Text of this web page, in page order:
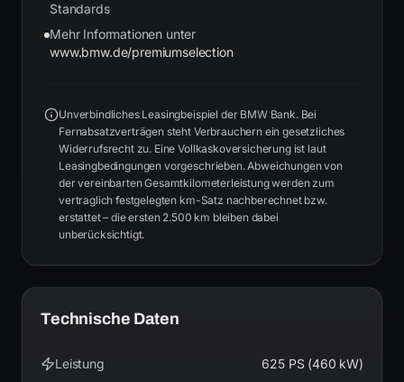
Standards
Mehr Informationen unter
www.bmw.de/premiumselection
Unverbindliches Leasingbeispiel der BMW Bank. Bei
Fernabsatzverträgen steht Verbrauchern ein gesetzliches
Widerrufsrecht zu. Eine Vollkaskoversicherung ist laut
Leasingbedingungen vorgeschrieben. Abweichungen von
der vereinbarten Gesamtkilometerleistung werden zum
vertraglich festgelegten km-Satz nachberechnet bzw.
erstattet – die ersten 2.500 km bleiben dabei
unberücksichtigt.
Technische Daten
Leistung 625 PS (460 kW)